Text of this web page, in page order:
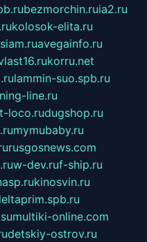
bezmorchin.ruia2.ru
kolosok-elita.ru
avegainfo.ru
korru.net
lammin-suo.spb.ru
line.ru
loco.rudugshop.ru
mymubaby.ru
rusgosnews.com
w-dev.ruf-ship.ru
kinosvin.ru
multiki-online.com
detskiy-ostrov.ru